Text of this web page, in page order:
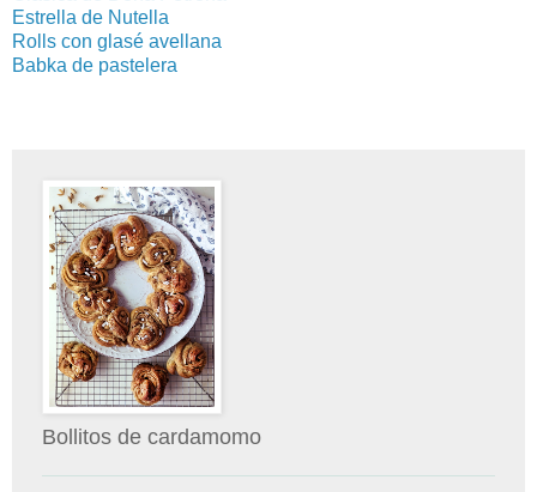
Estrella de Nutella
Rolls con glasé avellana
Babka de pastelera
Bollitos de cardamomo